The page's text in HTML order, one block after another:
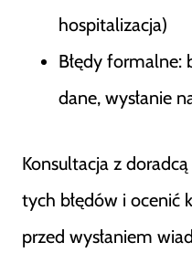
hospitalizacja)
Błędy formalne:
dane, wysłanie
Konsultacja z
tych błędów i ocenić
przed wysłaniem